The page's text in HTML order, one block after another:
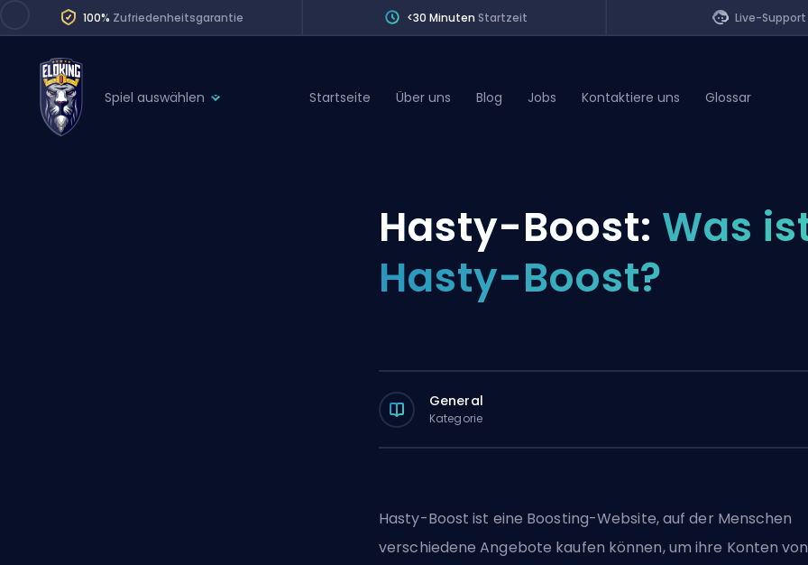
100% Zufriedenheitsgarantie <30 Minuten Startzeit Live-Support
Spiel auswählen
Division Boost
Teammate
Startseite Über uns Blog Jobs Kontaktiere uns Glossar
Hasty-Boost: Was
Hasty-Boost?
General
Kategorie
Hasty-Boost ist eine Boosting-Website, auf der Menschen
verschiedene Angebote kaufen können, um ihre Konten von